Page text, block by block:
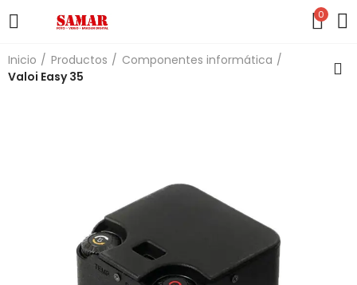
0
Inicio Productos
Componentes informática
Valoi Easy 35